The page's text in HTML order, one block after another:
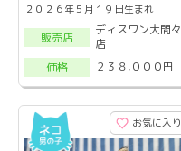
２０２６年５月１９日生まれ
販売店
ディスワン大間々
店
価格
２３８,０００円
お気に入り